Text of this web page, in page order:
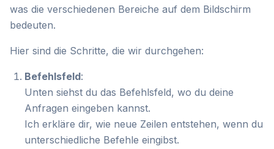
was die verschiedenen Bereiche auf dem Bildschirm
bedeuten.
Hier sind die Schritte, die wir durchgehen:
Befehlsfeld:
Unten siehst du das Befehlsfeld, wo du deine
Anfragen eingeben kannst.
Ich erkläre dir, wie neue Zeilen entstehen, wenn du
unterschiedliche Befehle eingibst.